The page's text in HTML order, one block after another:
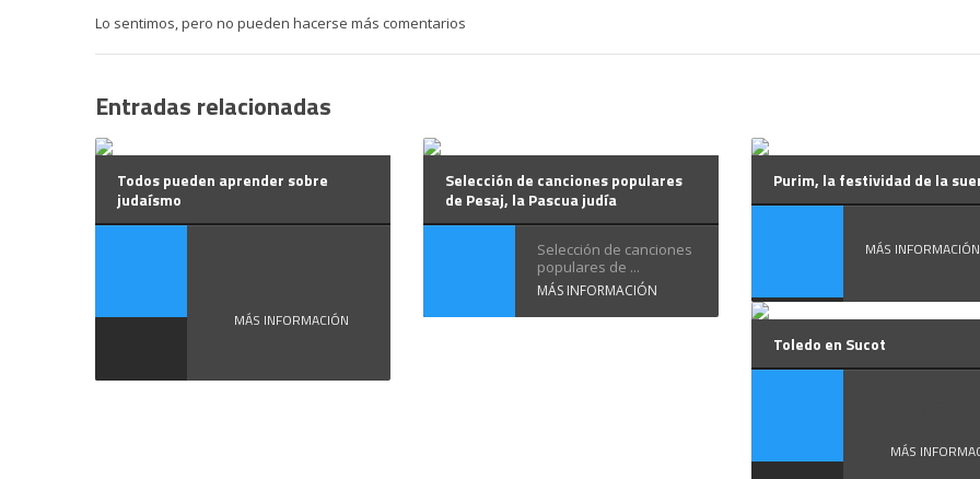
Lo sentimos, pero no pueden hacerse más comentarios
Entradas relacionadas
Todos pueden aprender sobre
judaísmo
MÁS INFORMACIÓN
Selección de canciones populares
de Pesaj, la Pascua judía
Selección de canciones
populares de ...
MÁS INFORMACIÓN
Purim, la festividad de la
MÁS INFORMACIÓN
Toledo en Sucot
MÁS